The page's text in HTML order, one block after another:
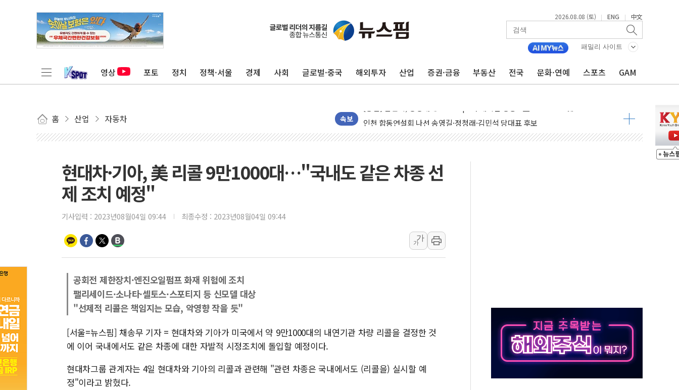
2026.08.08 (토) | ENG | 中文
패밀리 사이트
영상 포토 정치 정책·서울 경제 사회 글로벌·중국 해외투자 산업 증권·금융 부동산 전국 문화·연예 스포츠 GAM
홈 산업 자동차 속보
포항시 재난예산 40억 긴급 투입…고수온 양식장 복구·지원 '총력'
울진·영덕 '호우특보'-포항 '산사태 주의보'...경북도, 호우 피해·통제구간 없어
인천 합동연설회 나선 송영길·정청래·김민석 당대표 후보
김민석, 2주차 제주·인천 경선서 정청래에 승리...47.75% vs 42.08%
[속보] 민주, 제주·인천 경선 결과 발표...김민석 47.75% 정청래 42.08%
[속보] 민주, 인천 경선 결과 발표...김민석 45.09% 정청래 43.27% 송영길 11.63%
강릉·동해·삼척 시간당 최대 50㎜ 폭우…강원 동해안 강한 비 이어져
폐기물 수거하다 참변…60대 환경미화원 수거차에 치여 사망
추미애, '위안부' 피해자 기림의 날 참석..."국제적 시민 연대로 목소리 내야"
인천 선재도 갯벌서 해루질 중 실종 60대 나흘만에 숨진 채 발견
인천서 말다툼 중 어머니 흉기 살해 10대 아들 체포
'화합' 꺼낸 김민석에 '뻔뻔' 받아친 정청래…제주 연설서 신경전 고조
현대차·기아, 美 리콜 9만1000대…"국내도 같은 차종 선
제 조치 예정"
기사입력 : 2023년08월04일 09:44 최종수정 : 2023년08월04일 09:44
가
가
공회전 제한장치·엔진오일펌프 화재 위험에 조치
팰리세이드·소나타·셀토스·스포티지 등 신모델 대상
"선제적 리콜은 책임지는 모습, 악영향 작을 듯"
[서울=뉴스핌] 채송무 기자 = 현대차와 기아가 미국에서 약 9만1000대의 내연기관 차량 리콜을 결정한 것
에 이어 국내에서도 같은 차종에 대한 자발적 시정조치에 돌입할 예정이다.
현대차그룹 관계자는 4일 현대차와 기아의 리콜과 관련해 "관련 차종은 국내에서도 (리콜을) 실시할 예
정"이라고 밝혔다.